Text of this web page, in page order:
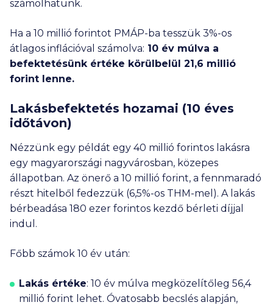
számolhatunk.
Ha a 10 millió forintot PMÁP-ba tesszük 3%-os
átlagos inflációval számolva: 10 év múlva a
befektetésünk értéke körülbelül 21,6 millió
forint lenne.
Lakásbefektetés hozamai (10 éves
időtávon)
Nézzünk egy példát egy 40 millió forintos lakásra
egy magyarországi nagyvárosban, közepes
állapotban. Az önerő a 10 millió forint, a fennmaradó
részt hitelből fedezzük (6,5%-os THM-mel). A lakás
bérbeadása 180 ezer forintos kezdő bérleti díjjal
indul.
Főbb számok 10 év után:
Lakás értéke: 10 év múlva megközelítőleg 56,4
millió forint lehet. Óvatosabb becslés alapján,